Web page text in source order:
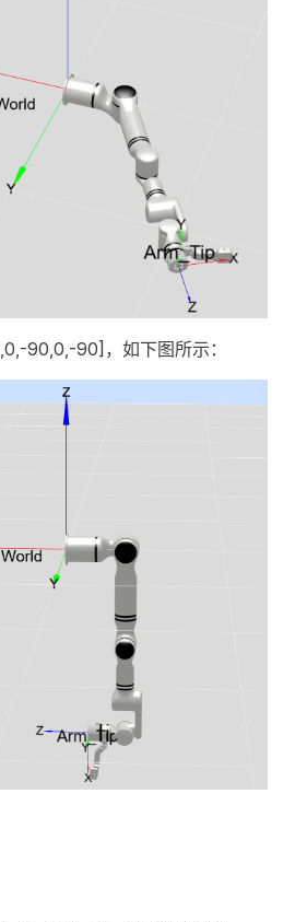
90,0,-90]，如下图所示：